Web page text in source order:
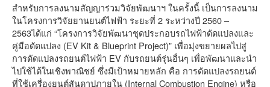
สำหรับการลงนามสัญญาร่วมวิจัยพัฒนาฯ ในครั้งนี้ เป็นการลงนาม
ในโครงการวิจัยยานยนต์ไฟฟ้า ระยะที่ 2 ระหว่างปี 2560 –
2563ได้แก่ “โครงการวิจัยพัฒนาชุดประกอบรถไฟฟ้าดัดแปลงและ
คู่มือดัดแปลง (EV Kit & Blueprint Project)” เพื่อมุ่งขยายผลไปสู่
การดัดแปลงรถยนต์ไฟฟ้า EV กับรถยนต์รุ่นอื่นๆ เพื่อพัฒนาและนำ
ไปใช้ได้ในเชิงพาณิชย์ ซึ่งมีเป้าหมายหลัก คือ การดัดแปลงรถยนต์
ที่ใช้เครื่องยนต์สันดาปภายใน (Internal Combustion Engine) หรือ